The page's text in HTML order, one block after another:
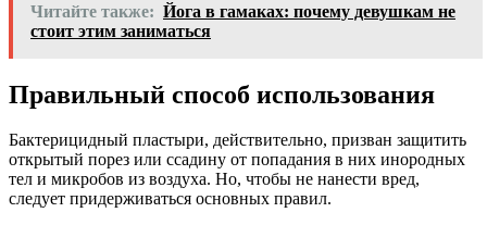
Читайте также: Йога в гамаках: почему девушкам не
стоит этим заниматься
Правильный способ использования
Бактерицидный пластыри, действительно, призван защитить
открытый порез или ссадину от попадания в них инородных
тел и микробов из воздуха. Но, чтобы не нанести вред,
следует придерживаться основных правил.